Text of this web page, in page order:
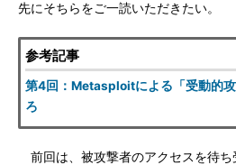
先にそちらをご一読いただきたい。
参考記事
第4回：Metasploitによる「受動的
ろ
前回は、被攻撃者のアクセスを待